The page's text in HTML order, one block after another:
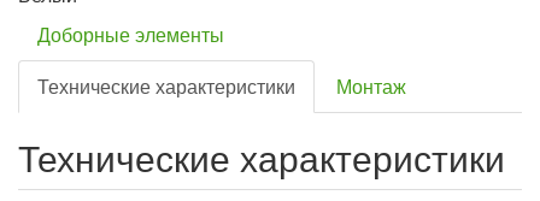
Доборные элементы
Технические характеристики
Монтаж
Технические характеристики